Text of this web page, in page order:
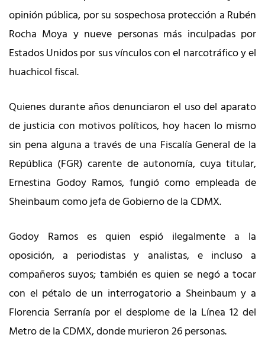
opinión pública, por su sospechosa protección a Rubén
Rocha Moya y nueve personas más inculpadas por
Estados Unidos por sus vínculos con el narcotráfico y el
huachicol fiscal.
Quienes durante años denunciaron el uso del aparato
de justicia con motivos políticos, hoy hacen lo mismo
sin pena alguna a través de una Fiscalía General de la
República (FGR) carente de autonomía, cuya titular,
Ernestina Godoy Ramos, fungió como empleada de
Sheinbaum como jefa de Gobierno de la CDMX.
Godoy Ramos es quien espió ilegalmente a la
oposición, a periodistas y analistas, e incluso a
compañeros suyos; también es quien se negó a tocar
con el pétalo de un interrogatorio a Sheinbaum y a
Florencia Serranía por el desplome de la Línea 12 del
Metro de la CDMX, donde murieron 26 personas.